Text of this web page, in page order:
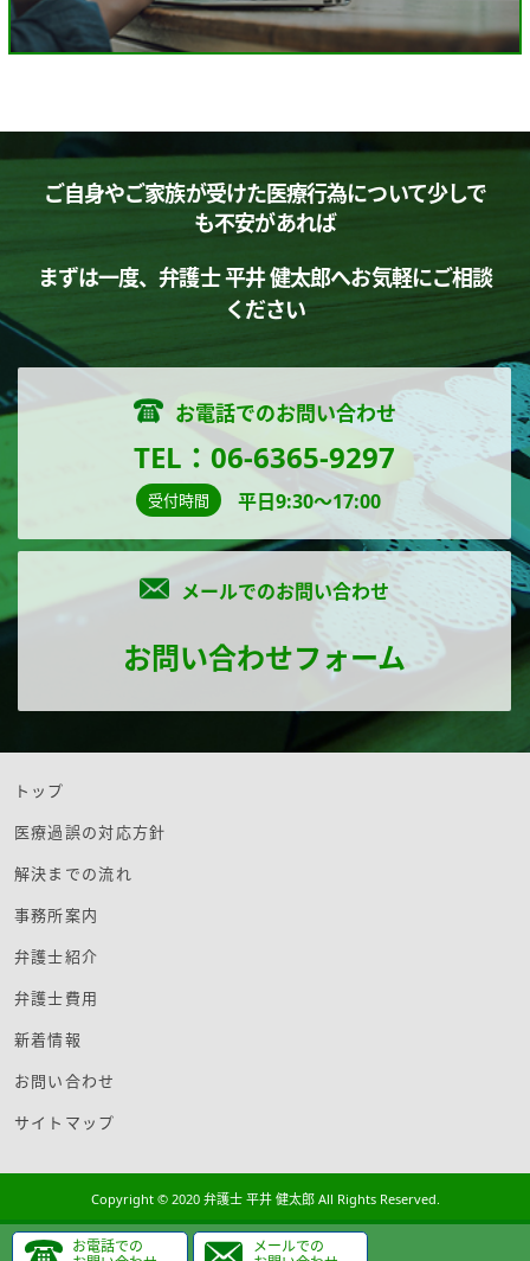
ご自身やご家族が受けた医療行為について少しで
も不安があれば
まずは一度、弁護士 平井 健太郎へお気軽にご相談
ください
お電話でのお問い合わせ
TEL：06-6365-9297
受付時間 平日9:30～17:00
メールでのお問い合わせ
お問い合わせフォーム
トップ
医療過誤の対応方針
解決までの流れ
事務所案内
弁護士紹介
弁護士費用
新着情報
お問い合わせ
サイトマップ
Copyright © 2020 弁護士 平井 健太郎 All Rights Reserved.
お電話での
メールでの